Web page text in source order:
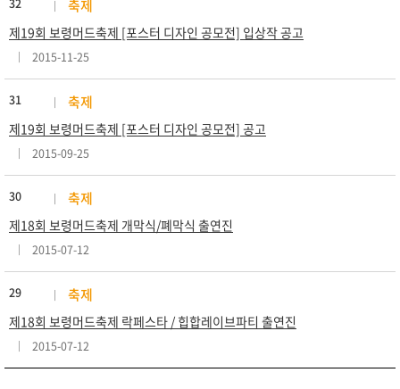
32 축제
제19회 보령머드축제 [포스터 디자인 공모전] 입상작 공고
2015-11-25
31 축제
제19회 보령머드축제 [포스터 디자인 공모전] 공고
2015-09-25
30 축제
제18회 보령머드축제 개막식/폐막식 출연진
2015-07-12
29 축제
제18회 보령머드축제 락페스타 / 힙합레이브파티 출연진
2015-07-12